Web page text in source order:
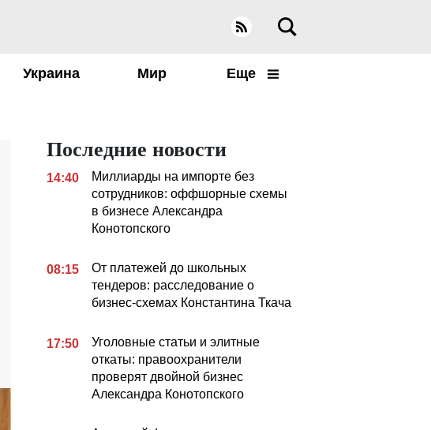
Украина Мир Еще
Последние новости
14:40
Миллиарды на импорте без
сотрудников: оффшорные схемы
в бизнесе Александра
Конотопского
08:15
От платежей до школьных
тендеров: расследование о
бизнес-схемах Константина Ткача
17:50
Уголовные статьи и элитные
откаты: правоохранители
проверят двойной бизнес
Александра Конотопского